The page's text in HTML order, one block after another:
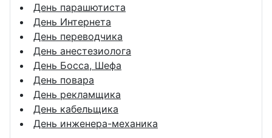
День парашютиста
День Интернета
День переводчика
День анестезиолога
День Босса, Шефа
День повара
День рекламщика
День кабельщика
День инженера-механика